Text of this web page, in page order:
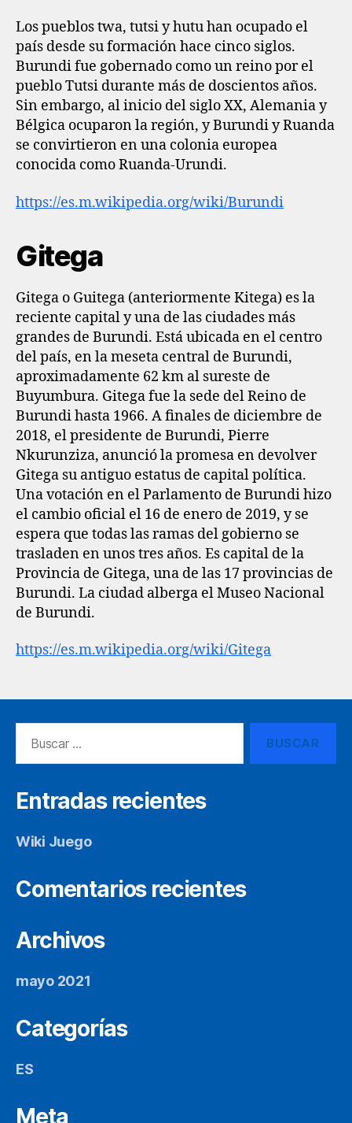
Los pueblos twa, tutsi y hutu han ocupado el
país desde su formación hace cinco siglos.
Burundi fue gobernado como un reino por el
pueblo Tutsi durante más de doscientos años.
Sin embargo, al inicio del siglo XX, Alemania y
Bélgica ocuparon la región, y Burundi y Ruanda
se convirtieron en una colonia europea
conocida como Ruanda-Urundi.
https://es.m.wikipedia.org/wiki/Burundi
Gitega
Gitega o Guitega (anteriormente Kitega) es la
reciente capital y una de las ciudades más
grandes de Burundi. Está ubicada en el centro
del país, en la meseta central de Burundi,
aproximadamente 62 km al sureste de
Buyumbura. Gitega fue la sede del Reino de
Burundi hasta 1966. A finales de diciembre de
2018, el presidente de Burundi, Pierre
Nkurunziza, anunció la promesa en devolver
Gitega su antiguo estatus de capital política.
Una votación en el Parlamento de Burundi hizo
el cambio oficial el 16 de enero de 2019, y se
espera que todas las ramas del gobierno se
trasladen en unos tres años. Es capital de la
Provincia de Gitega, una de las 17 provincias de
Burundi. La ciudad alberga el Museo Nacional
de Burundi.
https://es.m.wikipedia.org/wiki/Gitega
Entradas recientes
Wiki Juego
Comentarios recientes
Archivos
mayo 2021
Categorías
ES
Meta